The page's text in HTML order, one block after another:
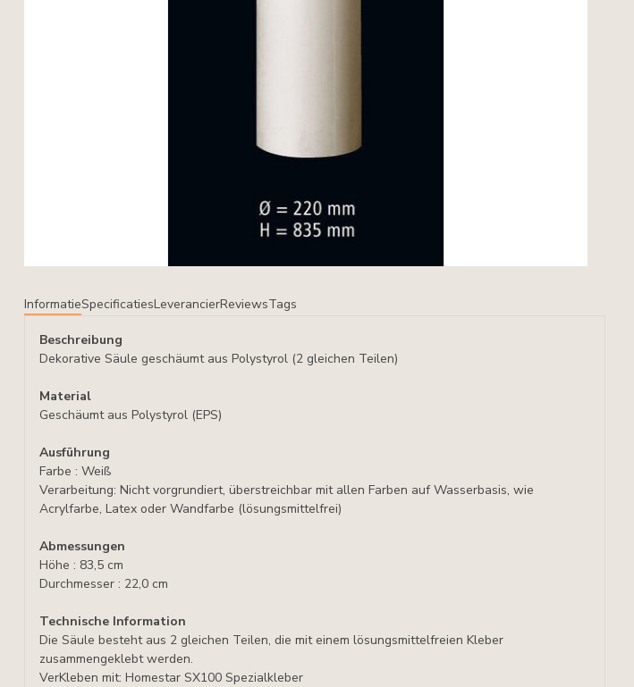
InformatieSpecificatiesLeverancierReviewsTags
Beschreibung
Dekorative Säule geschäumt aus Polystyrol (2 gleichen Teilen)
Material
Geschäumt aus Polystyrol (EPS)
Ausführung
Farbe : Weiß
Verarbeitung: Nicht vorgrundiert, überstreichbar mit allen Farben auf Wasserbasis, wie
Acrylfarbe, Latex oder Wandfarbe (lösungsmittelfrei)
Abmessungen
Höhe : 83,5 cm
Durchmesser : 22,0 cm
Technische Information
Die Säule besteht aus 2 gleichen Teilen, die mit einem lösungsmittelfreien Kleber
zusammengeklebt werden.
VerKleben mit: Homestar SX100 Spezialkleber